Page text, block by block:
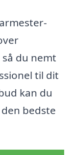
du nemt
til dit
kan du
bedste